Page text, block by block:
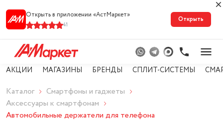
Открыть в приложении «АстМарке‪т‬»
41
Открыть
АКЦИИ МАГАЗИНЫ БРЕНДЫ СПЛИТ-СИСТЕМЫ
Каталог
Смартфоны и гаджеты
Аксессуары к смартфонам
Автомобильные держатели для телефона